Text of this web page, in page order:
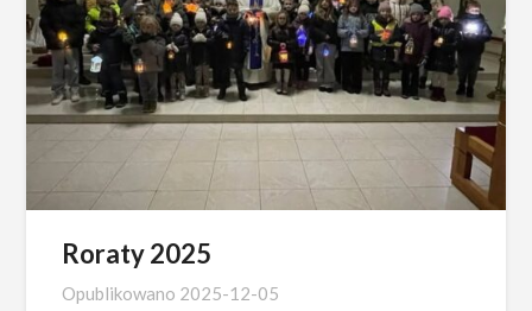
Roraty 2025
Opublikowano 2025-12-05